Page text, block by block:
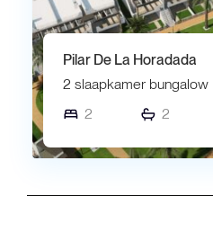
Pilar De La Horadada
2 slaapkamer bungalow
2
2